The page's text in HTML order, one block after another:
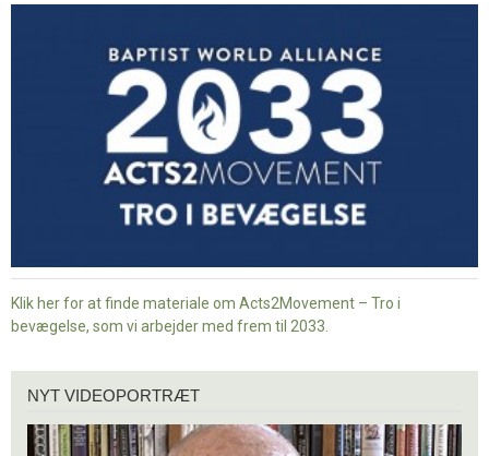
Klik her for at finde materiale om Acts2Movement – Tro i
bevægelse, som vi arbejder med frem til 2033.
videoportræt
NYT VIDEOPORTRÆT